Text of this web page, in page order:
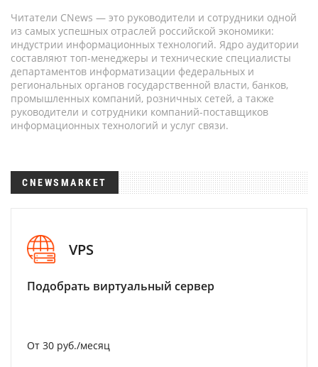
Читатели CNews — это руководители и сотрудники одной
из самых успешных отраслей российской экономики:
индустрии информационных технологий. Ядро аудитории
составляют топ-менеджеры и технические специалисты
департаментов информатизации федеральных и
региональных органов государственной власти, банков,
промышленных компаний, розничных сетей, а также
руководители и сотрудники компаний-поставщиков
информационных технологий и услуг связи.
CNEWSMARKET
VPS
Подобрать виртуальный сервер
От 30 руб./месяц